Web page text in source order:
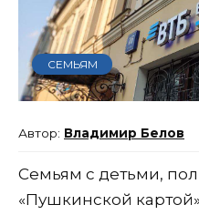
СЕМЬЯМ
Владимир Белов
Семьям с детьми,
«Пушкинской